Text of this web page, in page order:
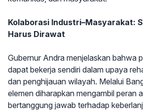
Kolaborasi Industri–Masyarakat:
Harus Dirawat
Gubernur Andra menjelaskan bahwa
dapat bekerja sendiri dalam upaya
dan penghijauan wilayah. Melalui
elemen diharapkan mengambil peran
bertanggung jawab terhadap